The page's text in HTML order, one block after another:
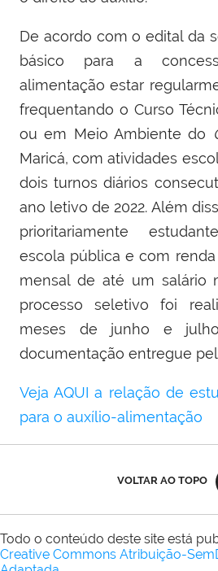
De acordo com o edital da
básico para a
alimentação estar
frequentando o Curso
ou em Meio Ambiente do
Maricá, com atividades
dois turnos diários
ano letivo de 2022. Além
prioritariamente
escola pública e com
mensal de até um salário
processo seletivo foi
meses de junho e
documentação entregue
Veja AQUI a relação de
para o auxílio-alimentação
VOLTAR AO TOPO
Todo o conteúdo deste site está
Creative Commons Atribuição-